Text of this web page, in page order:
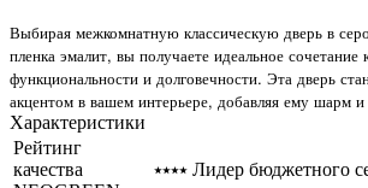
Выбирая межкомнатную классическую дверь в
пленка эмалит, вы получаете идеальное сочетание
функциональности и долговечности. Эта дверь
акцентом в вашем интерьере, добавляя ему шарм и
Характеристики
Рейтинг
качества
⭑⭑⭑⭑ Лидер бюджетного